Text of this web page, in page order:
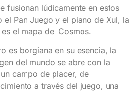
fusionan lúdicamente en estos
el Pan Juego y el piano de Xul, la
el mapa del Cosmos.
es borgiana en su esencia, la
del mundo se abre con la
campo de placer, de
a través del juego, una